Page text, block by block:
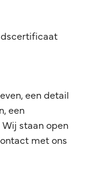
een detail
een
staan open
met ons